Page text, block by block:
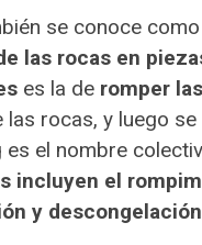
se conoce
las rocas en
es la de romper
rocas, y luego
el nombre
incluyen el
y